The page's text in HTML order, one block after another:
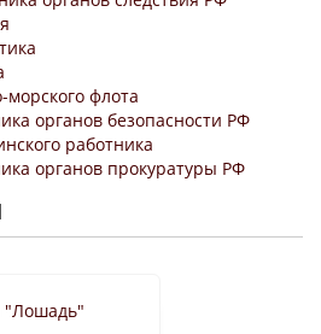
флота
органов безопасности РФ
работника
органов прокуратуры РФ